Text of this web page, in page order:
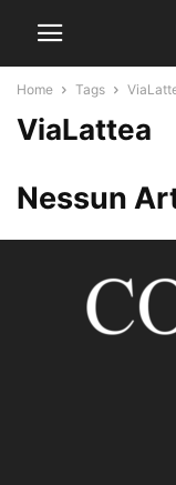
Home Tags
ViaLattea
Nessun